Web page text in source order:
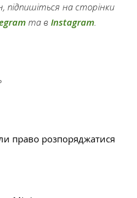
підпишіться на сторінки
та в Instagram.
право розпоряджатися